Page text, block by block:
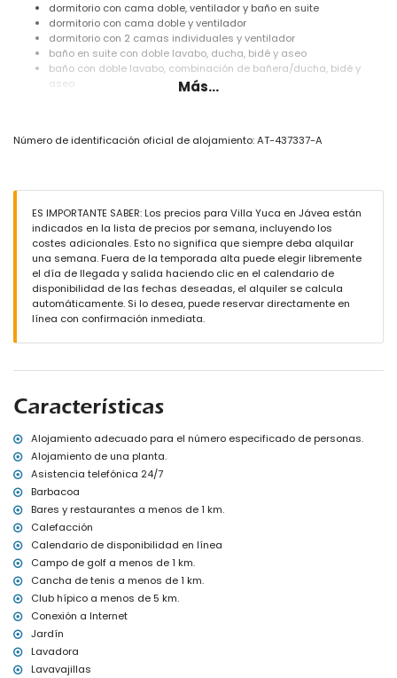
dormitorio con cama doble, ventilador y baño en suite
dormitorio con cama doble y ventilador
dormitorio con 2 camas individuales y ventilador
baño en suite con doble lavabo, ducha, bidé y aseo
baño con doble lavabo, combinación de bañera/ducha, bidé y
aseo
parcela grande y cerrada
piscina privada de 10m x 5m y 2m de profundidad
barbacoa
ducha exterior
zona de estar al aire libre y comedor al aire libre
3 plazas de aparcamiento privado y cerrado
Más información
pueblo más cercano: Xàbia (a menos de 5 kilómetros de la villa)
playa más cercana: El Arenal, Xàbia (a menos de 5 kilómetros de
la villa)
la villa)
Instalaciones y servicios incluidos en el precio del alquiler de la
villa
internet (WiFi)
plancha y tabla de planchar
ropa de cama y toallas
calefacción central
Instalaciones y servicios con coste extra
cama extra y camas/cunas para niños (bajo petición)
Deportes
tenis y golf (Xàbia Golf) (a menos de 1000 metros de la villa)
equitación (a menos de 5 kilómetros de la villa)
Más...
Número de identificación oficial de alojamiento: AT-437337-A
ES IMPORTANTE SABER: Los precios para Villa Yuca en Jávea están
indicados en la lista de precios por semana, incluyendo los
costes adicionales. Esto no significa que siempre deba alquilar
una semana. Fuera de la temporada alta puede elegir libremente
el día de llegada y salida haciendo clic en el calendario de
disponibilidad de las fechas deseadas, el alquiler se calcula
automáticamente. Si lo desea, puede reservar directamente en
línea con confirmación inmediata.
Características
Alojamiento adecuado para el número especificado de personas.
Alojamiento de una planta.
Asistencia telefónica 24/7
Barbacoa
Bares y restaurantes a menos de 1 km.
Calefacción
Calendario de disponibilidad en línea
Campo de golf a menos de 1 km.
Cancha de tenis a menos de 1 km.
Club hípico a menos de 5 km.
Conexión a Internet
Jardín
Lavadora
Lavavajillas